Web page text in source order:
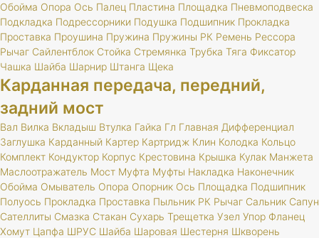
Обойма Опора Ось Палец Пластина Площадка Пневмоподвеска
Подкладка Подрессорники Подушка Подшипник Прокладка
Проставка Проушина Пружина Пружины РК Ремень Рессора
Рычаг Сайлентблок Стойка Стремянка Трубка Тяга Фиксатор
Чашка Шайба Шарнир Штанга Щека
Карданная передача, передний,
задний мост
Вал Вилка Вкладыш Втулка Гайка Гл Главная Дифференциал
Заглушка Карданный Картер Картридж Клин Колодка Кольцо
Комплект Кондуктор Корпус Крестовина Крышка Кулак Манжета
Маслоотражатель Мост Муфта Муфты Накладка Наконечник
Обойма Омыватель Опора Опорник Ось Площадка Подшипник
Полуось Прокладка Проставка Пыльник РК Рычаг Сальник Сапун
Сателлиты Смазка Стакан Сухарь Трещетка Узел Упор Фланец
Хомут Цапфа ШРУС Шайба Шаровая Шестерня Шкворень